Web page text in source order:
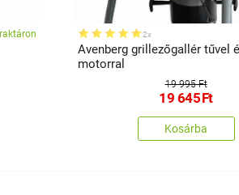
raktáron 2x
Avenberg grillezőgallér tűvel
motorral
19 995 Ft
19 645Ft
Kosárba